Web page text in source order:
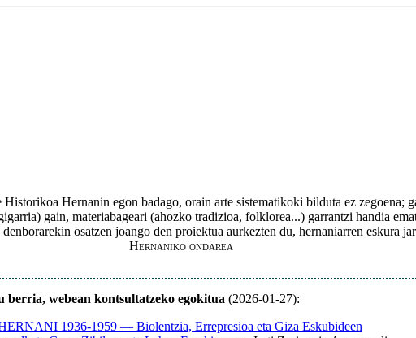
Hernanin egon badago, orain arte sistematikoki bilduta ez zegoena;
gain, materiabageari (ahozko tradizioa, folklorea...) garrantzi handia
osatzen joango den proiektua aurkezten du, hernaniarren eskura
Hernaniko ondarea
berria, webean kontsultatzeko egokitua (2026-01-27):
1936-1959 — Biolentzia, Errepresioa eta Giza Eskubideen